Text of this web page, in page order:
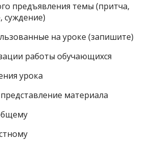
предъявления темы (притча,
суждение)
на уроке (запишите)
работы обучающихся
урока
материала